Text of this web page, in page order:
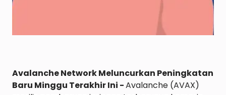
Avalanche Network Meluncurkan Peningkatan
Baru Minggu Terakhir Ini - Avalanche (AVAX)